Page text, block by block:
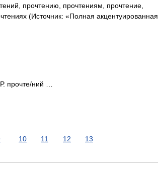
прочтению, прочтениям, прочтение,
(Источник: «Полная акцентуированная
прочте/ний …
10 11 12 13